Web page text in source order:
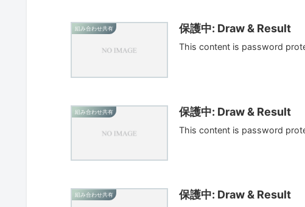
組み合わせ共有 保護中: Draw & Result
This content is password
組み合わせ共有 保護中: Draw & Result
This content is password
組み合わせ共有 保護中: Draw & Result